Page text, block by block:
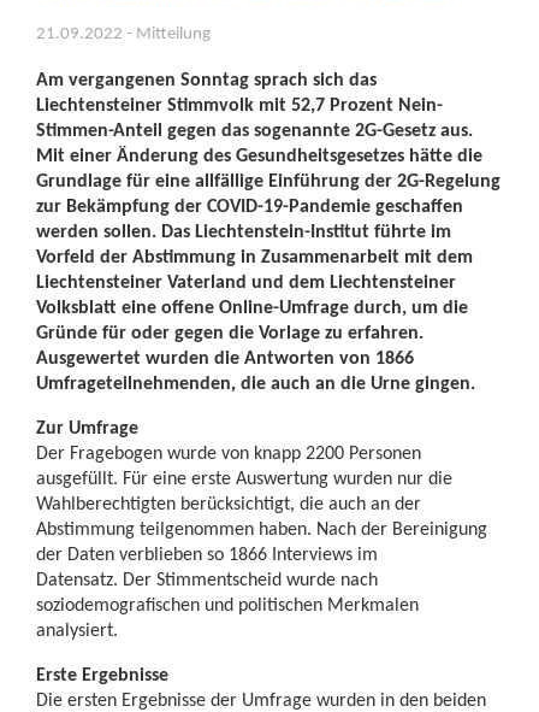
21.09.2022 - Mitteilung
Am vergangenen Sonntag sprach sich das
Liechtensteiner Stimmvolk mit 52,7 Prozent Nein-
Stimmen-Anteil gegen das sogenannte 2G-Gesetz aus.
Mit einer Änderung des Gesundheitsgesetzes hätte die
Grundlage für eine allfällige Einführung der 2G-Regelung
zur Bekämpfung der COVID-19-Pandemie geschaffen
werden sollen. Das Liechtenstein-Institut führte im
Vorfeld der Abstimmung in Zusammenarbeit mit dem
Liechtensteiner Vaterland und dem Liechtensteiner
Volksblatt eine offene Online-Umfrage durch, um die
Gründe für oder gegen die Vorlage zu erfahren.
Ausgewertet wurden die Antworten von 1866
Umfrageteilnehmenden, die auch an die Urne gingen.
Zur Umfrage
Der Fragebogen wurde von knapp 2200 Personen
ausgefüllt. Für eine erste Auswertung wurden nur die
Wahlberechtigten berücksichtigt, die auch an der
Abstimmung teilgenommen haben. Nach der Bereinigung
der Daten verblieben so 1866 Interviews im
Datensatz. Der Stimmentscheid wurde nach
soziodemografischen und politischen Merkmalen
analysiert.
Erste Ergebnisse
Die ersten Ergebnisse der Umfrage wurden in den beiden